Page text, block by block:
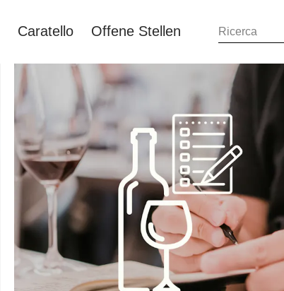
Caratello Offene Stellen